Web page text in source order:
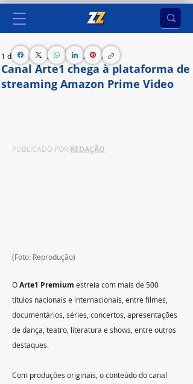
Canal Arte1 chega à plataforma de
streaming Amazon Prime Video
1 de set. de 2024 2 min de leitura
PUBLICADO POR REDAÇÃO
(Foto: Reprodução)
O Arte1 Premium estreia com mais de 500
títulos nacionais e internacionais, entre filmes,
documentários, séries, concertos, apresentações
de dança, teatro, literatura e shows, entre outros
destaques.
Com produções originais, o conteúdo do canal